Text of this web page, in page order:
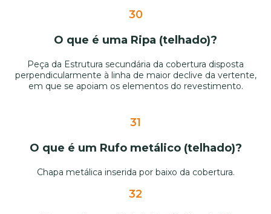
30
O que é uma Ripa (telhado)?
Peça da Estrutura secundária da cobertura disposta
perpendicularmente à linha de maior declive da vertente,
em que se apoiam os elementos do revestimento.
31
O que é um Rufo metálico (telhado)?
Chapa metálica inserida por baixo da cobertura.
32